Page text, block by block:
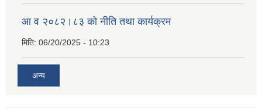
आ व २०८२।८३ को नीति तथा कार्यक्रम
मिति: 06/20/2025 - 10:23
अन्य